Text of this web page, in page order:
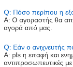
Q: Πόσο περίπου η
Α: Ο αγοραστής θα
αγορά από μας.
Q: Εάν ο ανιχνευτής
Α: pls η επαφή και
αντιπροσωπευτικές